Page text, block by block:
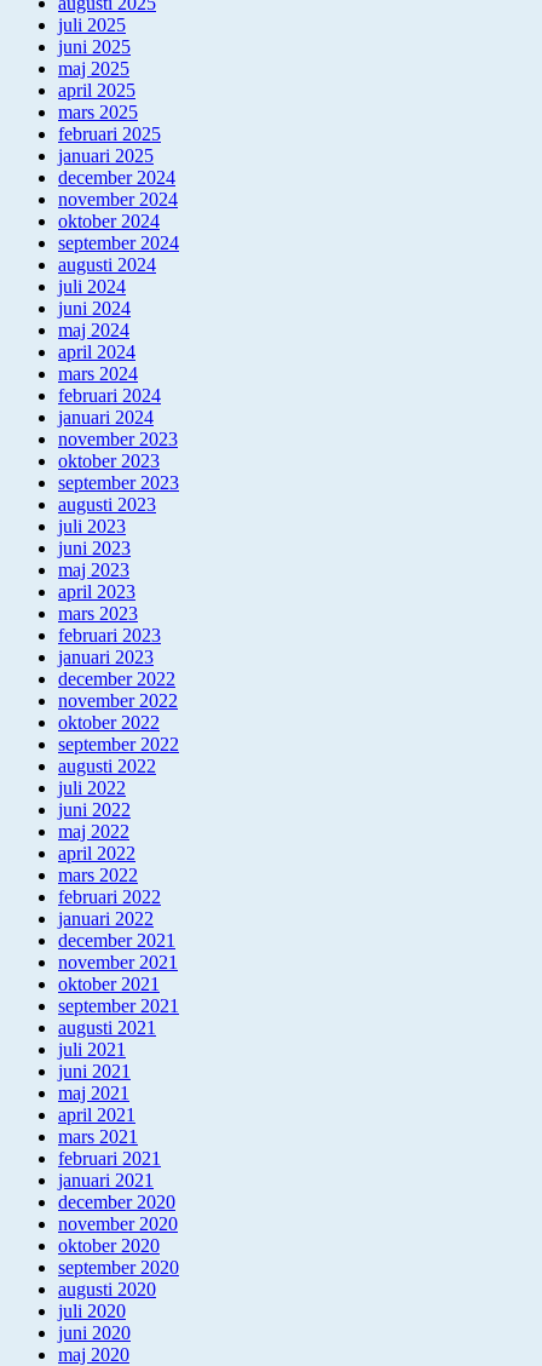
juli 2025
juni 2025
maj 2025
april 2025
mars 2025
februari 2025
januari 2025
december 2024
november 2024
oktober 2024
september 2024
augusti 2024
juli 2024
juni 2024
maj 2024
april 2024
mars 2024
februari 2024
januari 2024
november 2023
oktober 2023
september 2023
augusti 2023
juli 2023
juni 2023
maj 2023
april 2023
mars 2023
februari 2023
januari 2023
december 2022
november 2022
oktober 2022
september 2022
augusti 2022
juli 2022
juni 2022
maj 2022
april 2022
mars 2022
februari 2022
januari 2022
december 2021
november 2021
oktober 2021
september 2021
augusti 2021
juli 2021
juni 2021
maj 2021
april 2021
mars 2021
februari 2021
januari 2021
december 2020
november 2020
oktober 2020
september 2020
augusti 2020
juli 2020
juni 2020
maj 2020